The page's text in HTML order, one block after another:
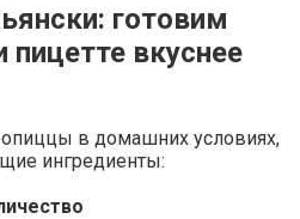
готовим
вкуснее
в домашних условиях,
ингредиенты: